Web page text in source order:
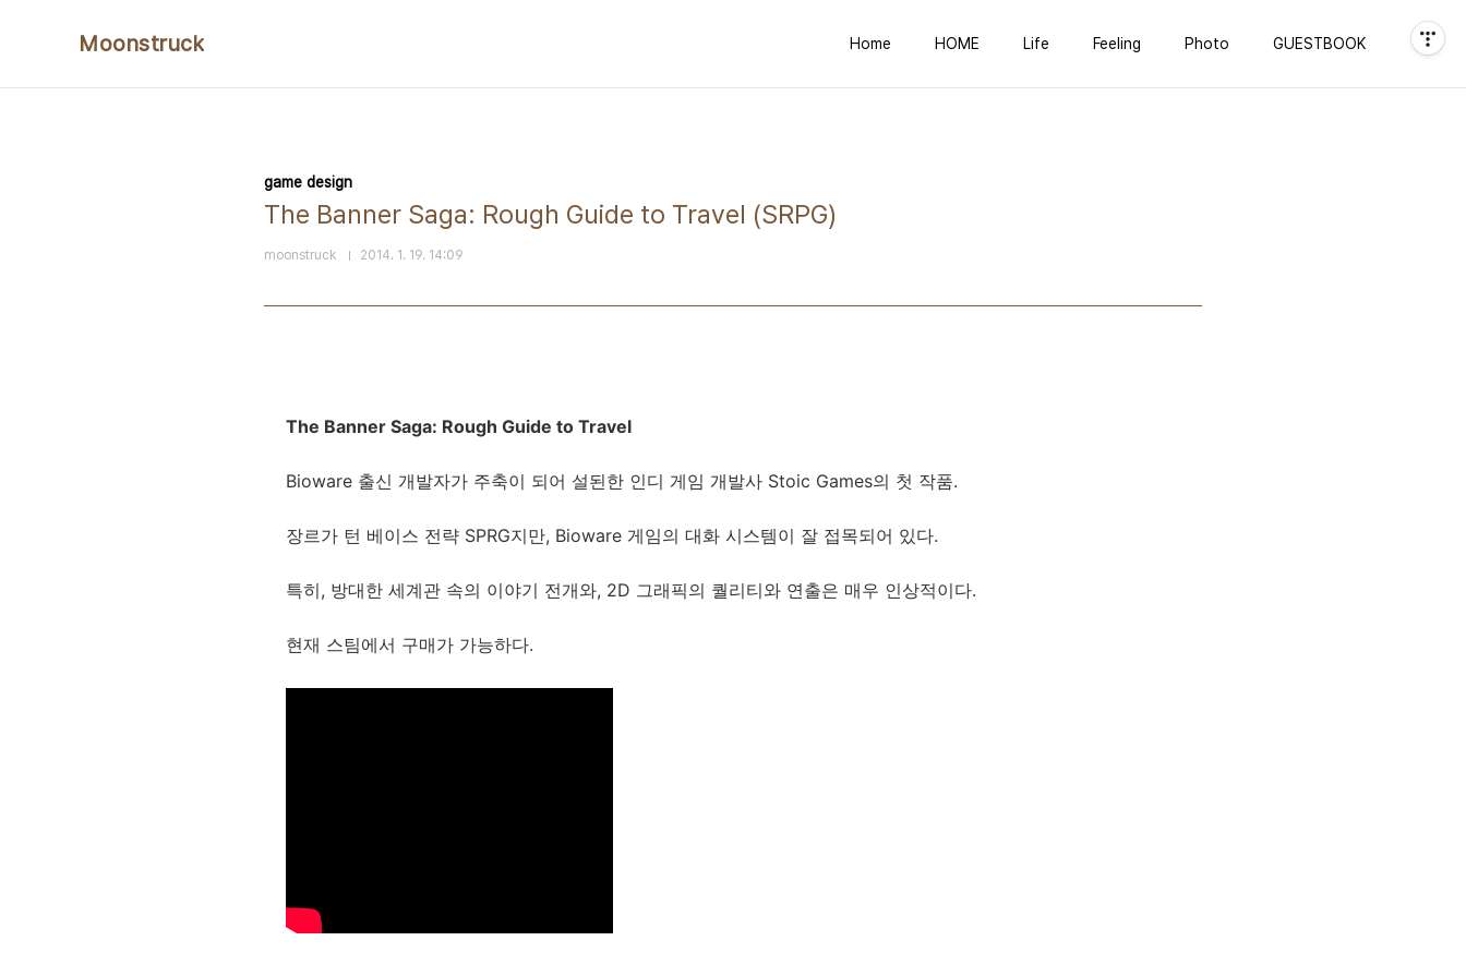
Moonstruck Home HOME Life Feeling Photo GUESTBOOK
game design
The Banner Saga: Rough Guide to Travel (SRPG)
moonstruck 2014. 1. 19. 14:09
The Banner Saga: Rough Guide to Travel
Bioware 출신 개발자가 주축이 되어 설된한 인디 게임 개발사 Stoic Games의 첫 작품.
장르가 턴 베이스 전략 SPRG지만, Bioware 게임의 대화 시스템이 잘 접목되어 있다.
특히, 방대한 세계관 속의 이야기 전개와, 2D 그래픽의 퀄리티와 연출은 매우 인상적이다.
현재 스팀에서 구매가 가능하다.